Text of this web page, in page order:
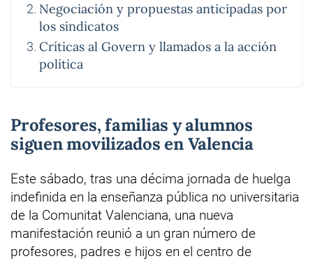
Negociación y propuestas anticipadas por
los sindicatos
Críticas al Govern y llamados a la acción
política
Profesores, familias y alumnos
siguen movilizados en Valencia
Este sábado, tras una décima jornada de huelga
indefinida en la enseñanza pública no universitaria
de la Comunitat Valenciana, una nueva
manifestación reunió a un gran número de
profesores, padres e hijos en el centro de